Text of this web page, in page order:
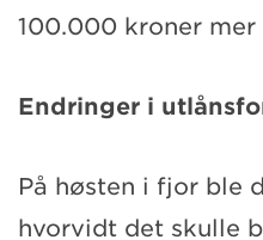
100.000 kroner
Endringer i
På høsten i fjor ble
hvorvidt det skulle